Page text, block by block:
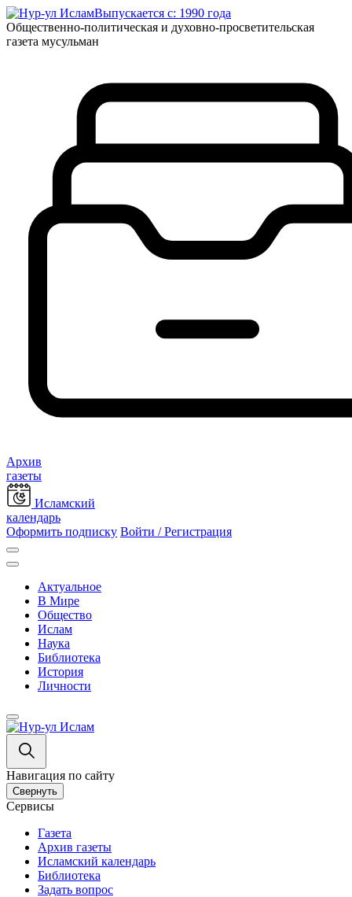
Выпускается с: 1990 года
Общественно-политическая и духовно-просветительская
газета мусульман
Архив
газеты
Исламский
календарь
Оформить подписку Войти / Регистрация
Актуальное
В Мире
Общество
Ислам
Наука
Библиотека
История
Личности
Навигация по сайту
Свернуть
Сервисы
Газета
Архив газеты
Исламский календарь
Библиотека
Задать вопрос